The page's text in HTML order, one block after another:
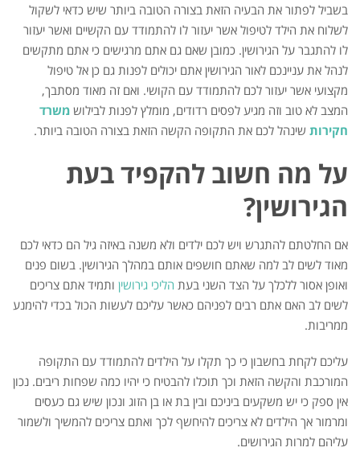
בשביל לפתור את הבעיה הזאת בצורה הטובה ביותר שיש כדאי לשקול
לשלוח את הילד לטיפול אשר יעזור לו להתמודד עם הקשיים ואשר יעזור
לו להתגבר על הגירושין. כמובן שאם גם אתם מרגישים כי אתם מתקשים
לנהל את עניינכם לאור הגירושין אתם יכולים לפנות גם כן אל טיפול
מקצועי אשר יעזור לכם להתמודד עם הקושי. ואם זה מאוד מסתבך,
המצב לא טוב וזה מגיע לפסים רדודים, מומלץ לפנות לבילוש משרד
חקירות שינהל לכם את התקופה הקשה הזאת בצורה הטובה ביותר.
על מה חשוב להקפיד בעת
הגירושין?
אם החלטתם להתגרש ויש לכם ילדים ולא משנה באיזה גיל הם כדאי לכם
מאוד לשים לב למה שאתם חושפים אותם במהלך הגירושין. בשום פנים
ואופן אסור ללכלך על הצד השני בעת הליכי גירושין ותמיד אתם צריכים
לשים לב האם אתם רבים לפניהם כאשר עליכם לעשות הכול בכדי להימנע
ממריבות.
עליכם לקחת בחשבון כי כך תקלו על הילדים להתמודד עם התקופה
המורכבת והקשה הזאת וכך תוכלו להבטיח כי יהיו כמה שפחות ריבים. נכון
אין ספק כי יש משקעים ביניכם ובין בת או בן הזוג ונכון שיש גם כעסים
ומרמור אך הילדים לא צריכים להיחשף לכך ואתם צריכים להמשיך ולשמור
עליהם למרות הגירושים.